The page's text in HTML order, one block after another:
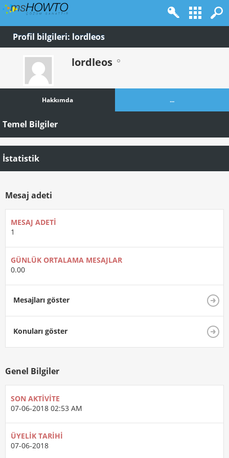
Profil bilgileri: lordleos
lordleos
Hakkımda ...
Temel Bilgiler
İstatistik
Mesaj adeti
MESAJ ADETI
1
GÜNLÜK ORTALAMA MESAJLAR
0.00
Mesajları göster
Konuları göster
Genel Bilgiler
SON AKTIVITE
07-06-2018 02:53 AM
ÜYELIK TARIHI
07-06-2018